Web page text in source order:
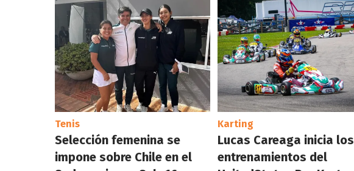
Tenis
Selección femenina se
impone sobre Chile en el
Karting
Lucas Careaga inicia los
entrenamientos del